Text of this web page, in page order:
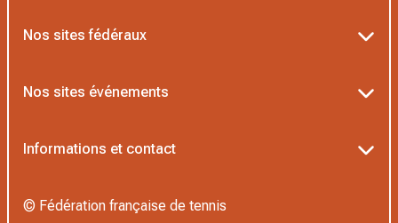
Nos sites fédéraux
L’Institut Formation Tennis
Nos sites événements
Informations et contact
© Fédération française de tennis